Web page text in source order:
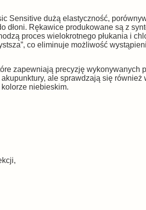
Sensitive dużą elastyczność,
dłoni. Rękawice produkowane są z
proces wielokrotnego płukania i
co eliminuje możliwość
zapewniają precyzję wykonywanych
ale sprawdzają się również
niebieskim.